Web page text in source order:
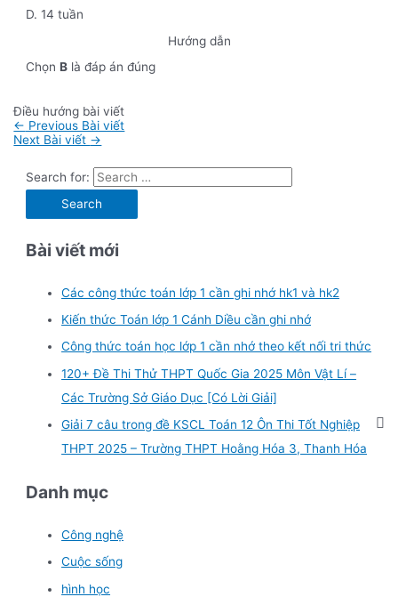
D. 14 tuần
Hướng dẫn
ChọnB là đáp án đúng
Điều hướng bài viết
← Previous Bài viết
Next Bài viết →
Search for:
Bài viết mới
Các công thức toán lớp 1 cần ghi nhớ hk1 và hk2
Kiến thức Toán lớp 1 Cánh Diều cần ghi nhớ
Công thức toán học lớp 1 cần nhớ theo kết nối tri thức
120+ Đề Thi Thử THPT Quốc Gia 2025 Môn Vật Lí –
Các Trường Sở Giáo Dục [Có Lời Giải]
Giải 7 câu trong đề KSCL Toán 12 Ôn Thi Tốt Nghiệp
THPT 2025 – Trường THPT Hoằng Hóa 3, Thanh Hóa
Danh mục
Công nghệ
Cuộc sống
hình học